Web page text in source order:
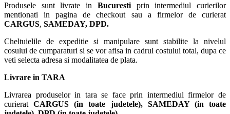
Produsele sunt livrate in Bucurestiprin intermediul curierilor
mentionati in pagina de checkout sau a firmelor de curierat
CARGUS, SAMEDAY, DPD.
Cheltuielile de expeditie si manipulare sunt stabilite la nivelul
cosului de cumparaturi si se vor afisa in cadrul costului total, dupa ce
veti selecta adresa si modalitatea de plata.
Livrare in TARA
Livrarea produselor in tara se face prin intermediul firmelor de
curieratCARGUS (in toate judetele),
SAMEDAY (in toate